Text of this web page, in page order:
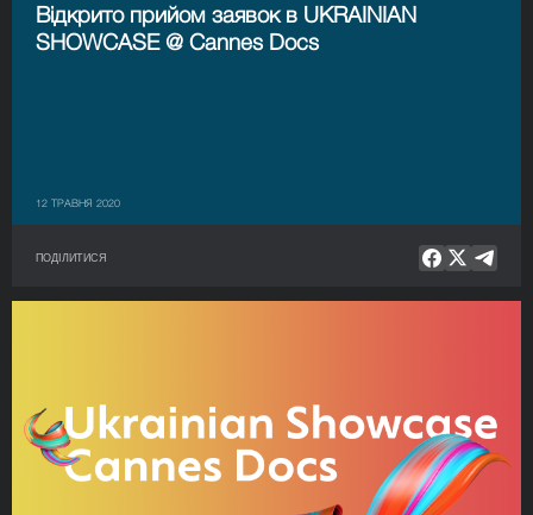
Відкрито прийом заявок в UKRAINIAN
SHOWCASE @ Cannes Docs
12 ТРАВНЯ 2020
ПОДІЛИТИСЯ